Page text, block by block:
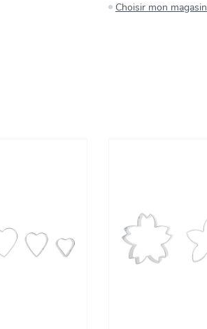
Choisir mon magasin